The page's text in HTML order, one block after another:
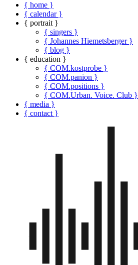
{ home }
{ calendar }
{ portrait }
{ singers }
{ Johannes Hiemetsberger }
{ blog }
{ education }
{ COM.kostprobe }
{ COM.panion }
{ COM.positions }
{ COM.Urban. Voice. Club }
{ media }
{ contact }